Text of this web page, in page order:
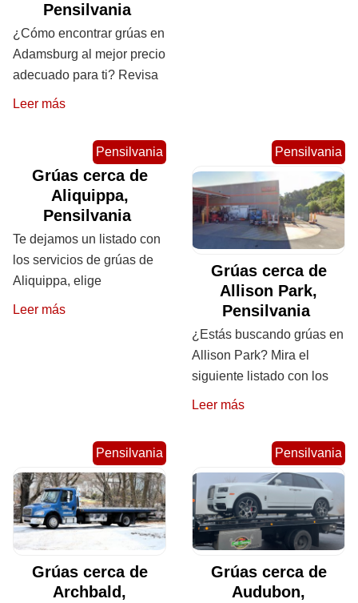
Pensilvania
¿Cómo encontrar grúas en
Adamsburg al mejor precio
adecuado para ti? Revisa
Leer más
Pensilvania
Grúas cerca de
Aliquippa,
Pensilvania
Te dejamos un listado con
los servicios de grúas de
Aliquippa, elige
Leer más
Pensilvania
Grúas cerca de
Allison Park,
Pensilvania
¿Estás buscando grúas en
Allison Park? Mira el
siguiente listado con los
Leer más
Pensilvania
Grúas cerca de
Archbald,
Pensilvania
Grúas cerca de
Audubon,